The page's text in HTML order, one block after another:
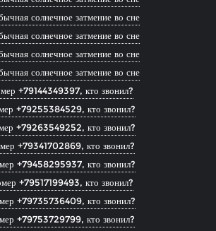
солнечное затмение во сне
солнечное затмение во сне
солнечное затмение во сне
солнечное затмение во сне
+79144349397, кто звонил?
+79255384529, кто звонил?
+79263549252, кто звонил?
+79341702869, кто звонил?
+79458295937, кто звонил?
+79517199493, кто звонил?
+79735736409, кто звонил?
+79753729799, кто звонил?